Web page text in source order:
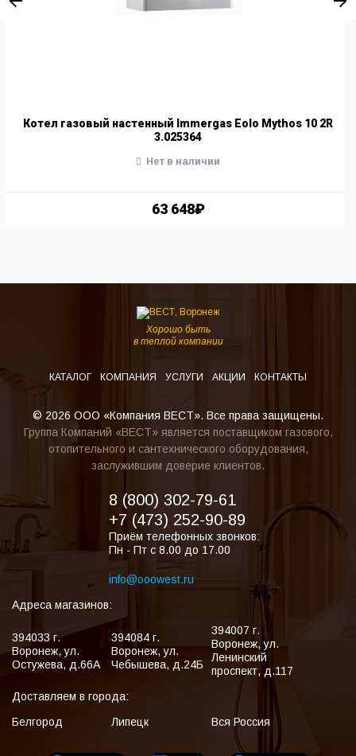
Котел газовый настенный Immergas Eolo Mythos 10 2R
3.025364
63 648₽
Нет в наличии
Хорошо быть
в теплой компании
КАТАЛОГ КОМПАНИЯ УСЛУГИ АКЦИИ КОНТАКТЫ
© 2026 ООО «Компания ВЕСТ». Все права защищены.
Группа Компаний «ВЕСТ» является поставщиком газового,
отопительного и сантехнического оборудования,
заслужившим доверие клиентов.
8 (800) 302-79-61
+7 (473) 252-90-89
Приём телефонных звонков:
Пн - Пт с 8.00 до 17.00
info@ooowest.ru
Адреса магазинов:
394033 г.
Воронеж,ул.
Остужева, д.66А
394084 г.
Воронеж,ул.
Чебышева, д.24Б
394007 г.
Воронеж,ул.
Ленинский
проспект, д.117
Доставляем в города:
Белгород
Липецк Вся Россия